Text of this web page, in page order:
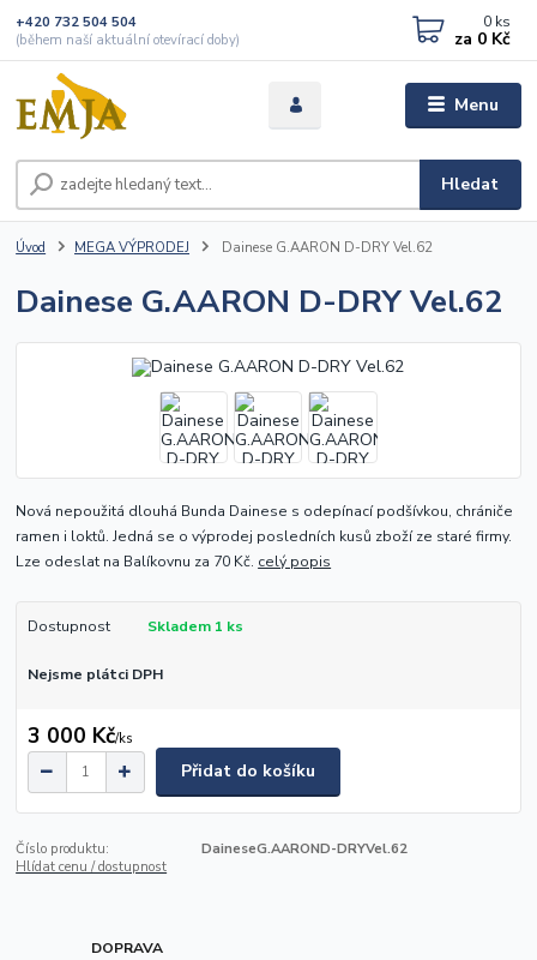
Menu
Hledat
+420 732 504 504
(během naší aktuální otevírací doby)
0 ks
za 0 Kč
Úvod MEGA VÝPRODEJ Dainese G.AARON D-DRY Vel.62
Dainese G.AARON D-DRY Vel.62
Nová nepoužitá dlouhá Bunda Dainese s odepínací podšívkou, chrániče
ramen i loktů. Jedná se o výprodej posledních kusů zboží ze staré firmy.
Lze odeslat na Balíkovnu za 70 Kč. celý popis
Dostupnost Skladem 1 ks
Nejsme plátci DPH
3 000 Kč/ks
Přidat do košíku
Číslo produktu:
DaineseG.AAROND-DRYVel.62
Hlídat cenu / dostupnost
DOPRAVA